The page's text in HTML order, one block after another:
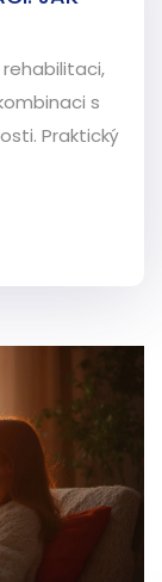
s
Praktický